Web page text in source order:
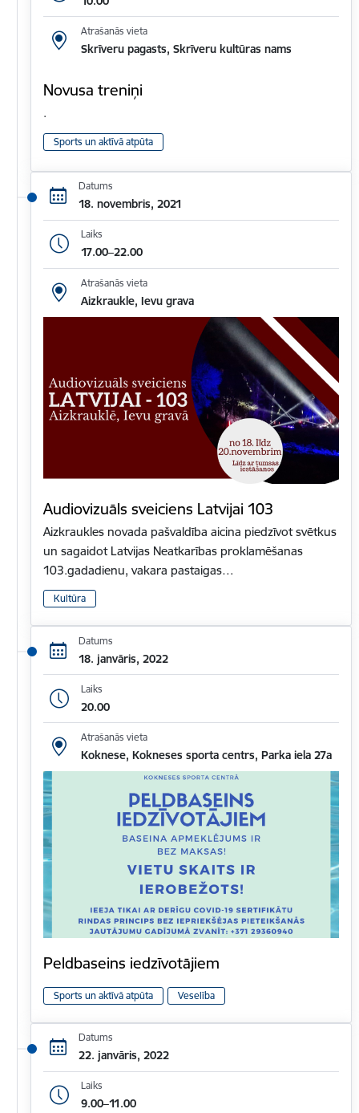
Atrašanās vieta
Skrīveru pagasts, Skrīveru kultūras nams
Novusa treniņi
.
Sports un aktīvā atpūta
Datums
18. novembris, 2021
Laiks
17.00–22.00
Atrašanās vieta
Aizkraukle, Ievu grava
Audiovizuāls sveiciens Latvijai 103
Aizkraukles novada pašvaldība aicina piedzīvot svētkus
un sagaidot Latvijas Neatkarības proklamēšanas
103.gadadienu, vakara pastaigas…
Kultūra
Datums
18. janvāris, 2022
Laiks
20.00
Atrašanās vieta
Koknese, Kokneses sporta centrs, Parka iela 27a
Peldbaseins iedzīvotājiem
Sports un aktīvā atpūta Veselība
Datums
22. janvāris, 2022
Laiks
9.00–11.00